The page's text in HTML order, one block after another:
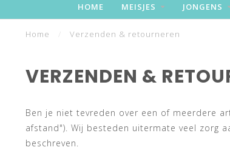
HOME MEISJES JONGENS
Home Verzenden & retourneren
VERZENDEN &
Ben je niet tevreden over een of meerdere
afstand"). Wij besteden uitermate veel zorg
beschreven.